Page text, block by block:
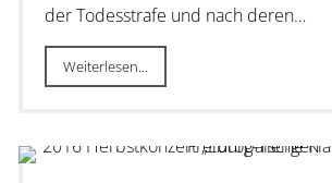
der Todesstrafe und nach deren…
Weiterlesen…